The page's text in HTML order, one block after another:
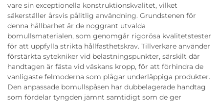
vare sin exceptionella konstruktionskvalitet, vilket
säkerställer årsvis pålitlig användning. Grundstenen för
denna hållbarhet är de noggrant utvalda
bomullsmaterialen, som genomgår rigorösa kvalitetstester
för att uppfylla strikta hållfasthetskrav. Tillverkare använder
förstärkta sytekniker vid belastningspunkter, särskilt där
handtagen är fästa vid väskans kropp, för att förhindra de
vanligaste felmoderna som plågar underläppiga produkter.
Den anpassade bomullspåsen har dubbelagerade handtag
som fördelar tyngden jämnt samtidigt som de ger